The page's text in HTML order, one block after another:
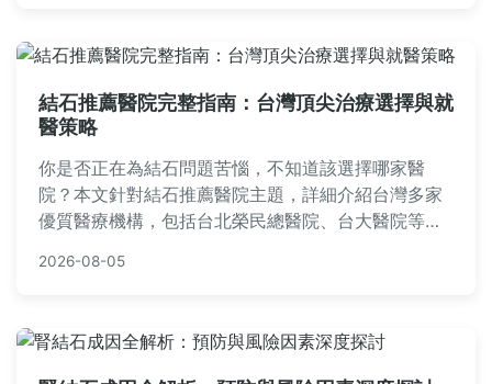
結石推薦醫院完整指南：台灣頂尖治療選擇與就
醫策略
你是否正在為結石問題苦惱，不知道該選擇哪家醫
院？本文針對結石推薦醫院主題，詳細介紹台灣多家
優質醫療機構，包括台北榮民總醫院、台大醫院等，
議與常見問答，幫助您從診斷到康復一路順暢。
2026-08-05